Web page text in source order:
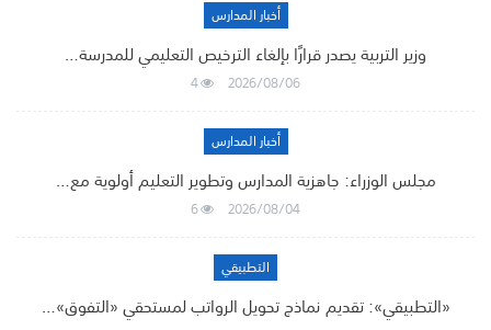
أخبار المدارس
وزير التربية يصدر قرارًا بإلغاء الترخيص التعليمي للمدرسة…
2026/08/06
4
أخبار المدارس
مجلس الوزراء: جاهزية المدارس وتطوير التعليم أولوية مع…
2026/08/04
6
التطبيقي
«التطبيقي»: تقديم نماذج تحويل الرواتب لمستحقي «التفوق»…